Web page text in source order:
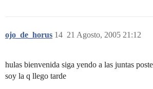
ojo_de_horus 21 Agosto, 2005 21:12
14
hulas bienvenida siga yendo a las juntas
soy la q llego tarde